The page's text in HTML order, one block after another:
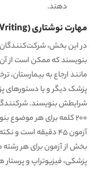
دهند.
مهارت نوشتاری (Writing)
بنویسند که ممکن است از
مانند ارجاع به بیمارستان،
پزشک دیگر و یا دستورهای
200 کلمه برای هر
آزمون 45 دقیقه
بخش از آزمون برای هر
پزشکی، فیزیوتراپ و